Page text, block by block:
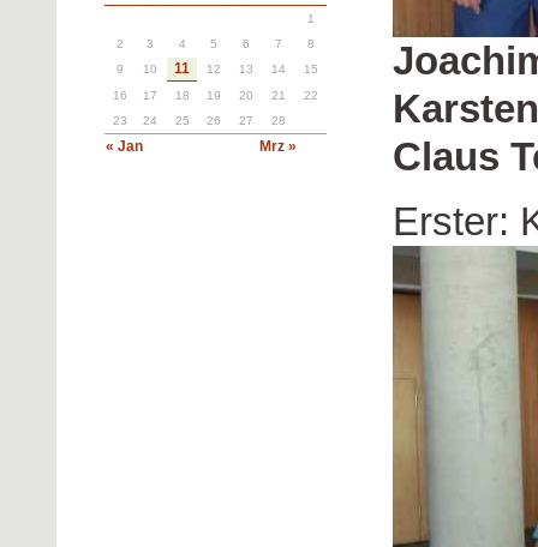
« Jan Mrz »
1
2
3 4 5 6 7
8
9
10 11 12 13 14
15
16
17 18 19 20 21
22
23
24 25 26 27 28
Claus
Erster: